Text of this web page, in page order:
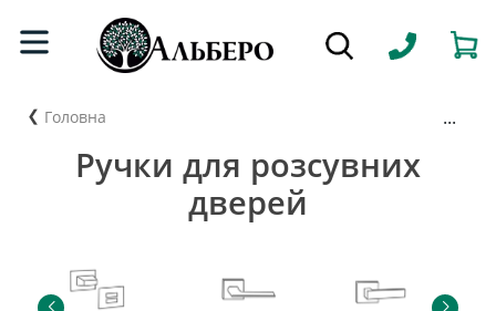
Головна ...
Ручки для розсувних
дверей